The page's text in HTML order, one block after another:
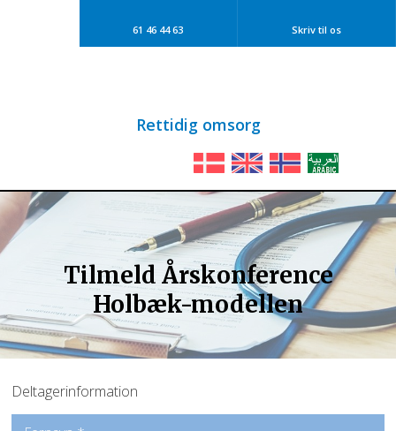
​​Rettidig omsorg
61 46 44 63​ Skriv til os​
Tilmeld Årskonference
Holbæk-modellen
Deltagerinformation